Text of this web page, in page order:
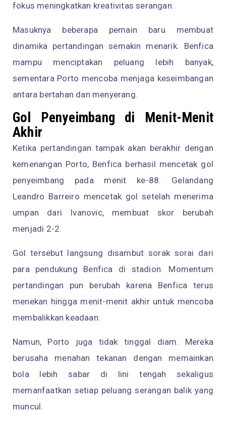
fokus meningkatkan kreativitas serangan.
Masuknya beberapa pemain baru membuat
dinamika pertandingan semakin menarik. Benfica
mampu menciptakan peluang lebih banyak,
sementara Porto mencoba menjaga keseimbangan
antara bertahan dan menyerang.
Gol Penyeimbang di Menit-Menit
Akhir
Ketika pertandingan tampak akan berakhir dengan
kemenangan Porto, Benfica berhasil mencetak gol
penyeimbang pada menit ke-88. Gelandang
Leandro Barreiro mencetak gol setelah menerima
umpan dari Ivanovic, membuat skor berubah
menjadi 2-2.
Gol tersebut langsung disambut sorak sorai dari
para pendukung Benfica di stadion. Momentum
pertandingan pun berubah karena Benfica terus
menekan hingga menit-menit akhir untuk mencoba
membalikkan keadaan.
Namun, Porto juga tidak tinggal diam. Mereka
berusaha menahan tekanan dengan memainkan
bola lebih sabar di lini tengah sekaligus
memanfaatkan setiap peluang serangan balik yang
muncul.